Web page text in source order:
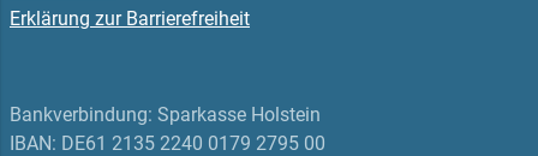
Erklärung zur Barrierefreiheit
Bankverbindung: Sparkasse Holstein
IBAN: DE61 2135 2240 0179 2795 00